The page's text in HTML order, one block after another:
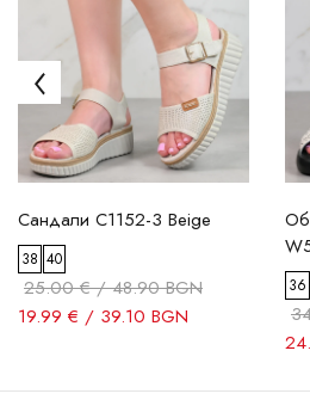
Сандали C1152-3 Beige
38 40
25.00 € / 48.90 BGN
19.99 € / 39.10 BGN
36